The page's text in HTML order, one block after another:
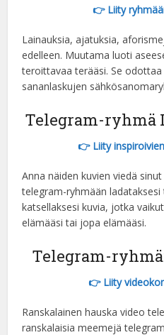
Latvian
Lithuanian
Slovak
Slovenian
Vietnamese
👉 Liity ryhmään
Lainauksia, ajatuksia,
edelleen. Muutama luoti
teroittavaa terääsi. Se
sananlaskujen
Telegram-ryhmä
👉 Liity
Anna näiden kuvien viedä
telegram-ryhmään ladataksesi
katsellaksesi kuvia, jotka
elämääsi tai jopa elämääsi.
Telegram-
👉 Liity
Ranskalainen hauska video
ranskalaisia meemejä